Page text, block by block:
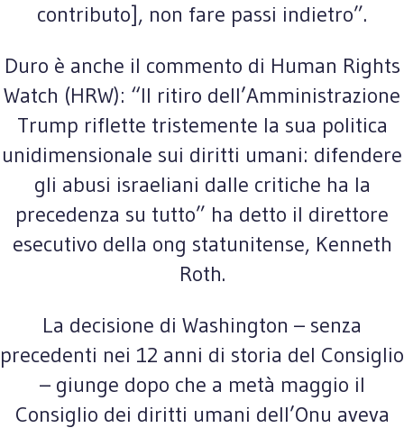
contributo], non fare passi indietro”.
Duro è anche il commento di Human Rights
Watch (HRW): “Il ritiro dell’Amministrazione
Trump riflette tristemente la sua politica
unidimensionale sui diritti umani: difendere
gli abusi israeliani dalle critiche ha la
precedenza su tutto” ha detto il direttore
esecutivo della ong statunitense, Kenneth
Roth.
La decisione di Washington – senza
precedenti nei 12 anni di storia del Consiglio
– giunge dopo che a metà maggio il
Consiglio dei diritti umani dell’Onu aveva